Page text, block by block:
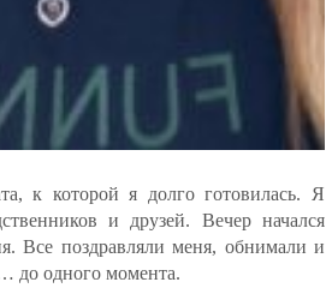
к которой я долго готовилась. Я
и друзей. Вечер начался
Все поздравляли меня, обнимали и
до одного момента.